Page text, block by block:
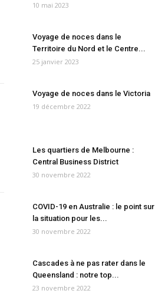
10 mai 2023
Voyage de noces dans le
Territoire du Nord et le Centre...
25 janvier 2023
Voyage de noces dans le Victoria
19 décembre 2022
Les quartiers de Melbourne :
Central Business District
30 novembre 2022
COVID-19 en Australie : le point sur
la situation pour les...
30 novembre 2022
Cascades à ne pas rater dans le
Queensland : notre top...
23 novembre 2022